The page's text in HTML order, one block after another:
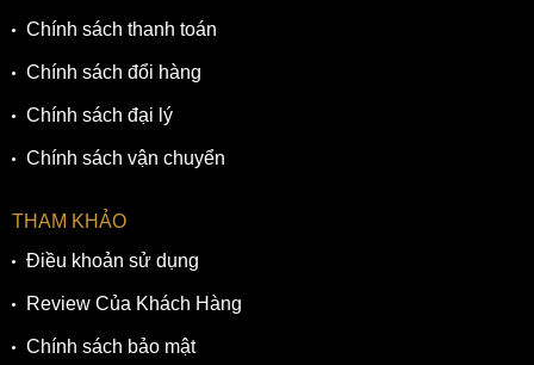
Chính sách thanh toán
Chính sách đổi hàng
Chính sách đại lý
Chính sách vận chuyển
THAM KHẢO
Điều khoản sử dụng
Review Của Khách Hàng
Chính sách bảo mật